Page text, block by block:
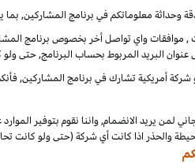
وحداثة معلوماتكم في برنامج المشاركين,
, موافقات واي تواصل أخر بخصوص برنامج
عنوان البريد المربوط بحساب البرنامج, حتى
أمريكية تشارك في برنامج المشاركين,
لمن يريد الانضمام, واننا نقوم بتوفير
والحذر اذا كانت أي شركة (حتى ولو